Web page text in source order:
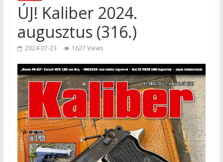
ÚJ! Kaliber 2024.
augusztus (316.)
2024-07-23 1627 Views